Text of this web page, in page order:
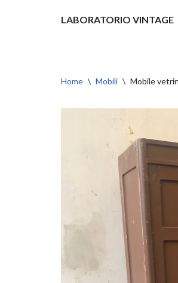
LABORATORIO VINTAGE
Home \ Mobili \ Mobile